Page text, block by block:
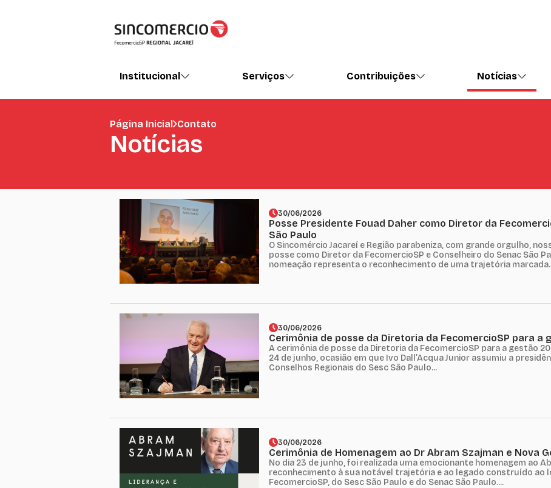
Institucional Serviços Contribuições Notícias
Página Inicial Contato
Notícias
30/06/2026
Posse Presidente Fouad Daher como Diretor da
São Paulo
O Sincomércio Jacareí e Região parabeniza, com grande orgulho,
posse como Diretor da FecomercioSP e Conselheiro do Senac São
nomeação representa o reconhecimento de uma trajetória
30/06/2026
Cerimônia de posse da Diretoria da FecomercioSP para a
A cerimônia de posse da Diretoria da FecomercioSP para a gestão
24 de junho, ocasião em que Ivo Dall’Acqua Junior assumiu a
Conselhos Regionais do Sesc São Paulo...
30/06/2026
Cerimônia de Homenagem ao Dr Abram Szajman e Nova
No dia 23 de junho, foi realizada uma emocionante homenagem ao
reconhecimento à sua notável trajetória e ao legado construído ao
FecomercioSP, do Sesc São Paulo e do Senac São Paulo....